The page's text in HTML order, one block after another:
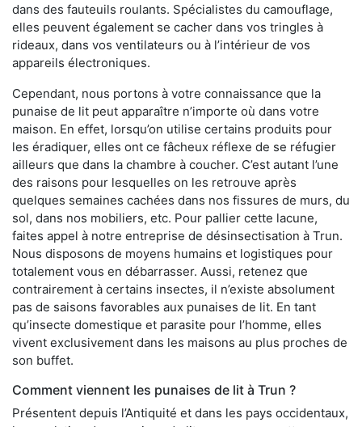
dans des fauteuils roulants. Spécialistes du camouflage,
elles peuvent également se cacher dans vos tringles à
rideaux, dans vos ventilateurs ou à l’intérieur de vos
appareils électroniques.
Cependant, nous portons à votre connaissance que la
punaise de lit peut apparaître n’importe où dans votre
maison. En effet, lorsqu’on utilise certains produits pour
les éradiquer, elles ont ce fâcheux réflexe de se réfugier
ailleurs que dans la chambre à coucher. C’est autant l’une
des raisons pour lesquelles on les retrouve après
quelques semaines cachées dans nos fissures de murs, du
sol, dans nos mobiliers, etc. Pour pallier cette lacune,
faites appel à notre entreprise de désinsectisation à Trun.
Nous disposons de moyens humains et logistiques pour
totalement vous en débarrasser. Aussi, retenez que
contrairement à certains insectes, il n’existe absolument
pas de saisons favorables aux punaises de lit. En tant
qu’insecte domestique et parasite pour l’homme, elles
vivent exclusivement dans les maisons au plus proches de
son buffet.
Comment viennent les punaises de lit à Trun ?
Présentent depuis l’Antiquité et dans les pays occidentaux,